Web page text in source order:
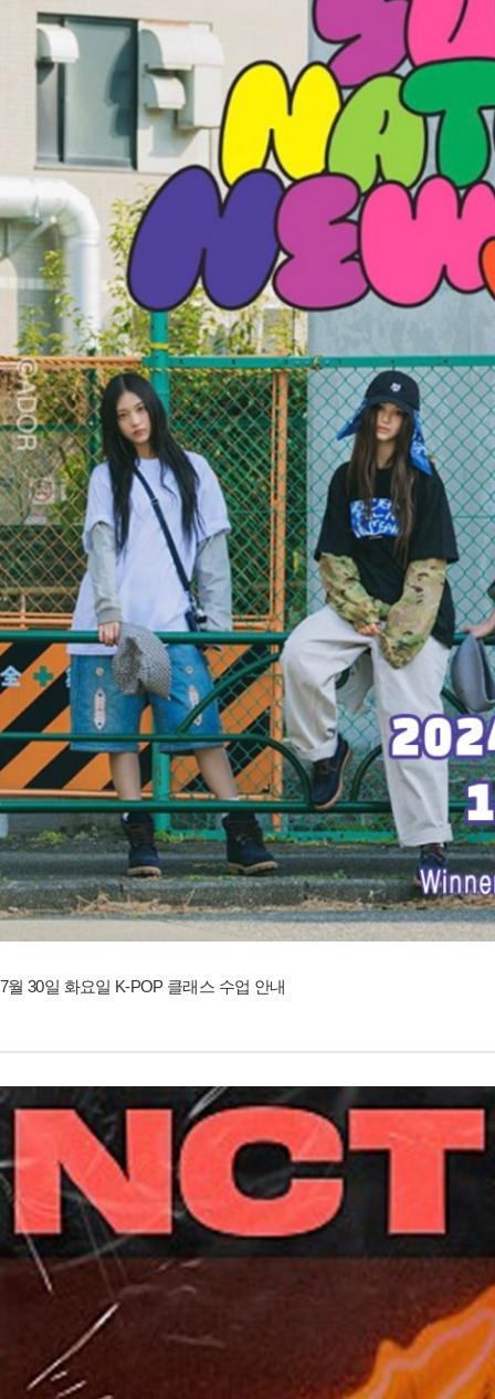
7월 30일 화요일 K-POP 클래스 수업 안내